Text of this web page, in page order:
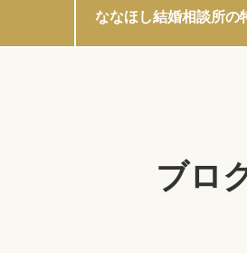
ななほし結婚相談所の
ブロ